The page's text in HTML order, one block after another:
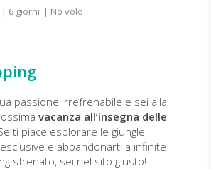
| 6 giorni | No volo
passione irrefrenabile e sei alla
vacanza all’insegna delle
ti piace esplorare le giungle
e abbandonarti a infinite
sfrenato, sei nel sito giusto!